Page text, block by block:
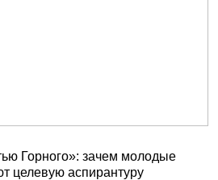
Горного»: зачем молодые
целевую аспирантуру